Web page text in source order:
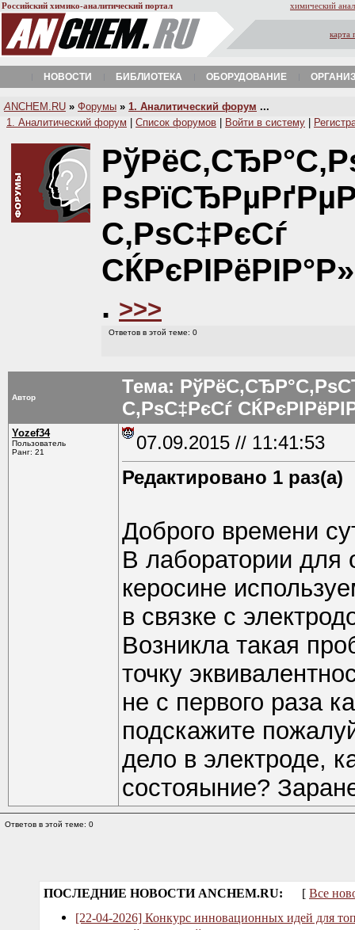
Российский химико-аналитический портал химический
карта
НОВОСТИ БИБЛИОТЕКА ОБОРУДОВАНИЕ
A NCHEM.RU » Форумы » 1. Аналитический форум ...
1. Аналитический форум
Список форумов Войти в систему
С‚РѕС‡РєСѓ
. >>>
Ответов в этой теме: 0
Автор
Тема:
С‚РѕС‡РєСѓ
Yozef34
Пользователь
Ранг: 21
07.09.2015 // 11:41:53
Редактировано 1 раз(а)
Доброго времени
В лаборатории для
керосине
в связке с
Возникла такая
точку
не с первого раза
подскажите
дело в электроде,
состояыние?
Ответов в этой теме: 0
ПОСЛЕДНИЕ НОВОСТИ ANCHEM.RU: [ Все
[22-04-2026] Конкурс инновационных идей для